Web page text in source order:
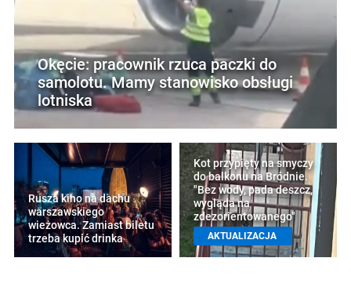
Okęcie: pracownik rzuca paczki do
samolotu. Mamy stanowisko obsługi
lotniska
Rusza kino na dachu
warszawskiego
wieżowca. Zamiast biletu
trzeba kupić drinka
Kot przypięty na smyczy
do balkonu na Bródnie.
"Bez wody, pada deszcz,
wygląda na
zdezorientowanego"
AKTUALIZACJA